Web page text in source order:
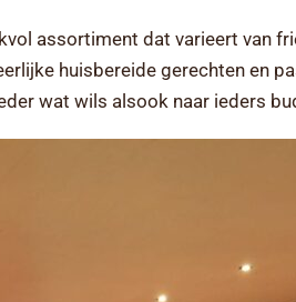
assortiment dat varieert van
huisbereide gerechten en
wat wils alsook naar ieders